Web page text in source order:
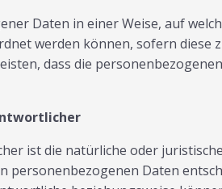
Daten in einer Weise, auf
werden können, sofern
dass die
ist die natürliche oder
Daten